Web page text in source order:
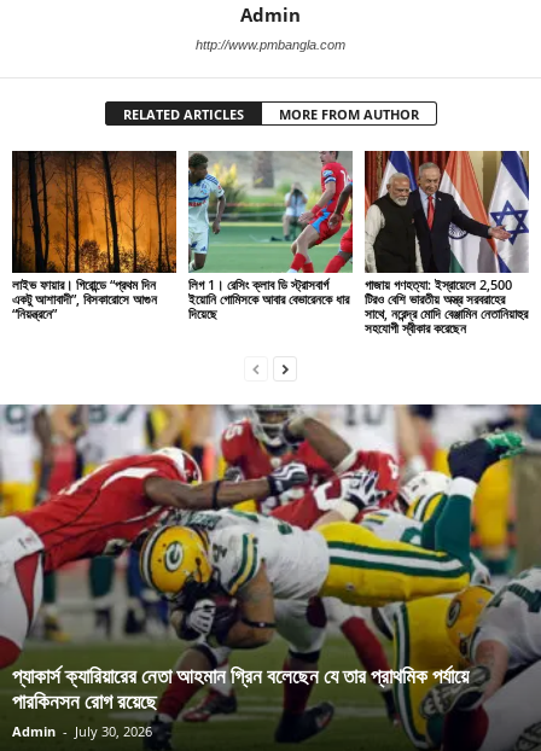
Admin
http://www.pmbangla.com
RELATED ARTICLES MORE FROM AUTHOR
লাইভ ফায়ার। গিরোন্ডে “প্রথম দিন
একটু আশাবাদী”, বিসকারোসে আগুন
“নিয়ন্ত্রনে”
লিগ 1। রেসিং ক্লাব ডি স্ট্রাসবার্গ
ইয়োনি গোমিসকে আবার বেভারেনকে ধার
দিয়েছে
গাজায় গণহত্যা: ইস্রায়েলে 2,500
টিরও বেশি ভারতীয় অস্ত্র সরবরাহের
সাথে, নরেন্দ্র মোদি বেঞ্জামিন নেতানিয়াহুর
সহযোগী স্বীকার করেছেন
প্যাকার্স ক্যারিয়ারের নেতা আহমান গ্রিন বলেছেন যে তার প্রাথমিক পর্যায়ে
পারকিনসন রোগ রয়েছে
Admin - July 30, 2026